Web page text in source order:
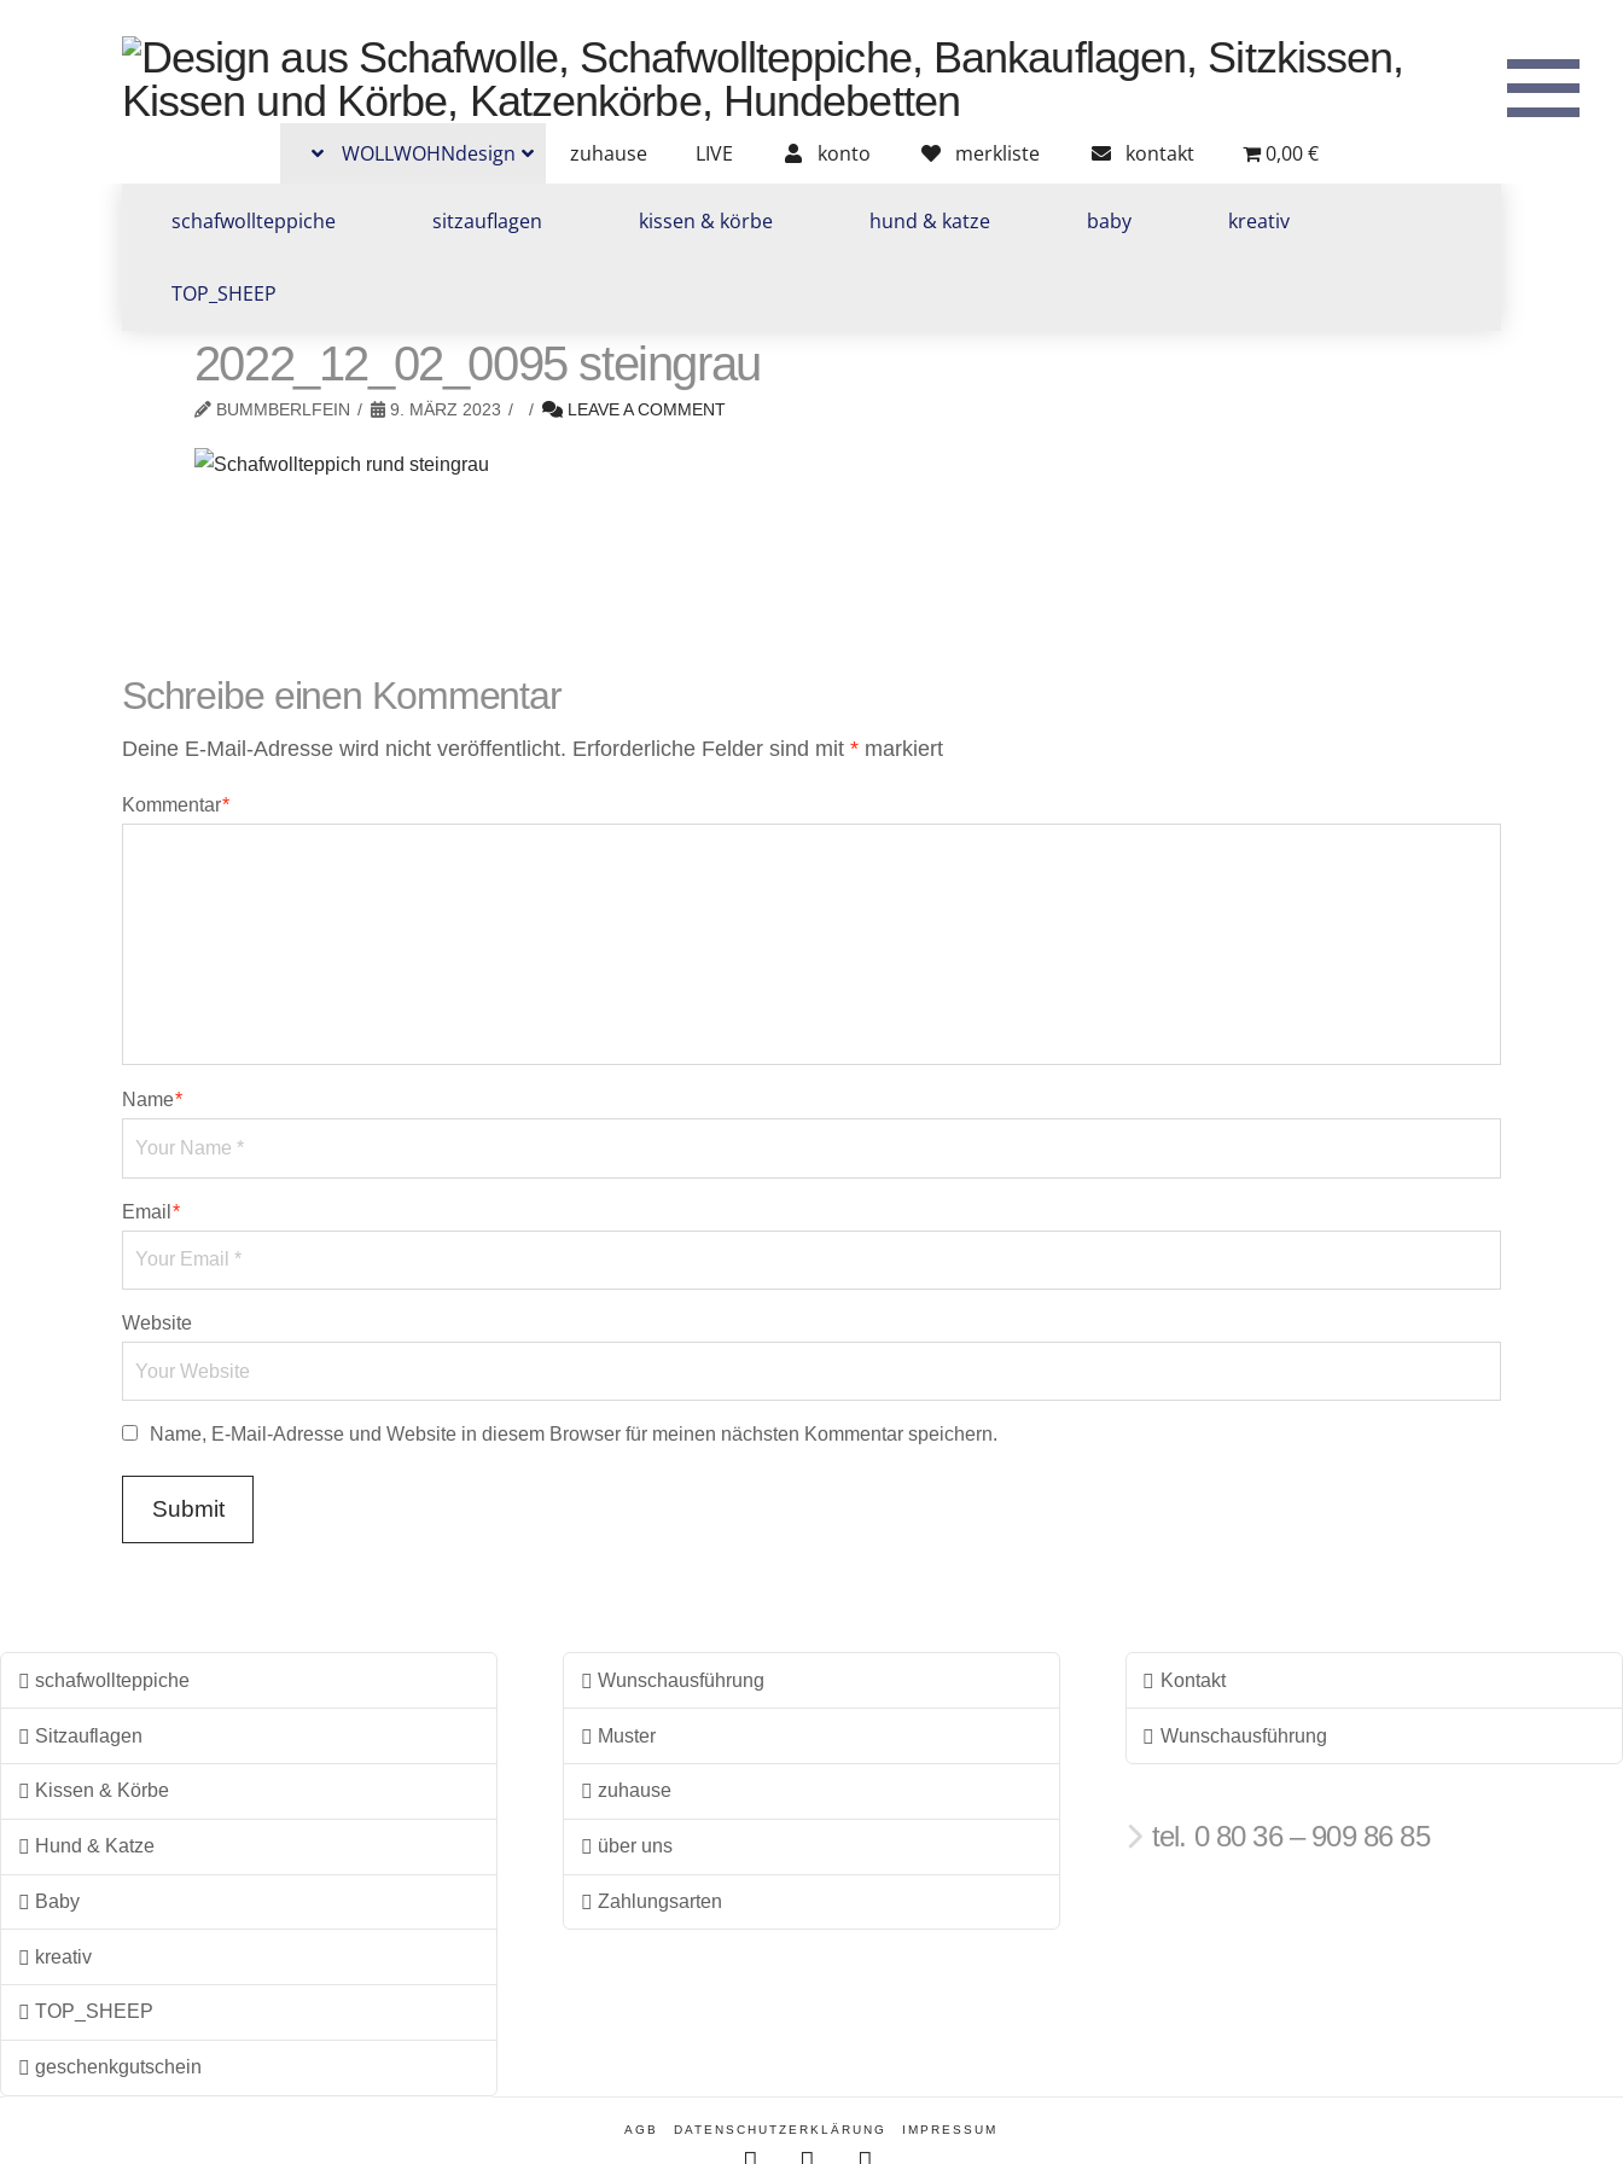
Design
aus
Schafwolle,
Schafwollteppiche,
Bankauflagen,
Sitzkissen,
Körbe,
Katzenkörbe,
WOLLWOHNdesign
schafwollteppiche sitzauflagen kissen & körbe hund & katze baby kreativ
TOP_SHEEP
zuhause LIVE konto merkliste kontakt 0,00 €
2022_12_02_0095 steingrau
BUMMBERLFEIN 9. MÄRZ 2023 LEAVE A COMMENT
Schreibe einen Kommentar
Deine E-Mail-Adresse wird nicht veröffentlicht. Erforderliche Felder sind mit *markiert
Kommentar*
Name*
Email*
Website
Name, E-Mail-Adresse und Website in diesem Browser für meinen nächsten Kommentar speichern.
schafwollteppiche
Sitzauflagen
Kissen & Körbe
Hund & Katze
Baby
kreativ
TOP_SHEEP
geschenkgutschein
Wunschausführung
Muster
zuhause
über uns
Zahlungsarten
Kontakt
Wunschausführung
tel. 0 80 36 – 909 86 85
AGB DATENSCHUTZERKLÄRUNG IMPRESSUM